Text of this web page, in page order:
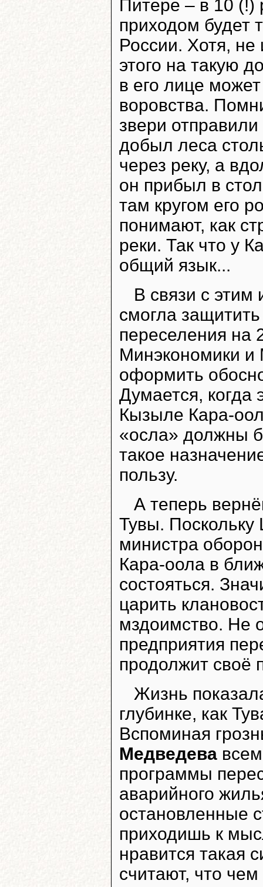
Питере – в 10 (!)
приходом будет
России. Хотя,
этого на такую
в его лице
воровства.
звери
добыл леса
через реку, а
он прибыл в
там кругом его
понимают, как
реки. Так что у
общий язык...
В связи с этим
смогла
переселения на
Минэкономики и
оформить
Думается, когда
Кызыле Кара-
«осла» должны
такое
пользу.
А теперь
Тувы.
министра
Кара-оола в
состояться.
царить
мздоимство. Не
предприятия
продолжит своё
Жизнь
глубинке, как
Вспоминая
Медведева
программы
аварийного
остановленные
приходишь к
нравится такая
считают, что